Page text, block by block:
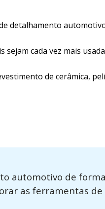
detalhamento
cada vez mais
de cerâmica,
automotivo de
as ferramentas de